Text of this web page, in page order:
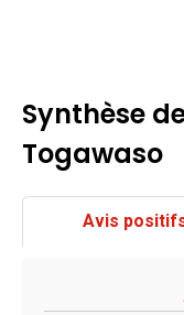
Synthèse
Togawaso
Avis